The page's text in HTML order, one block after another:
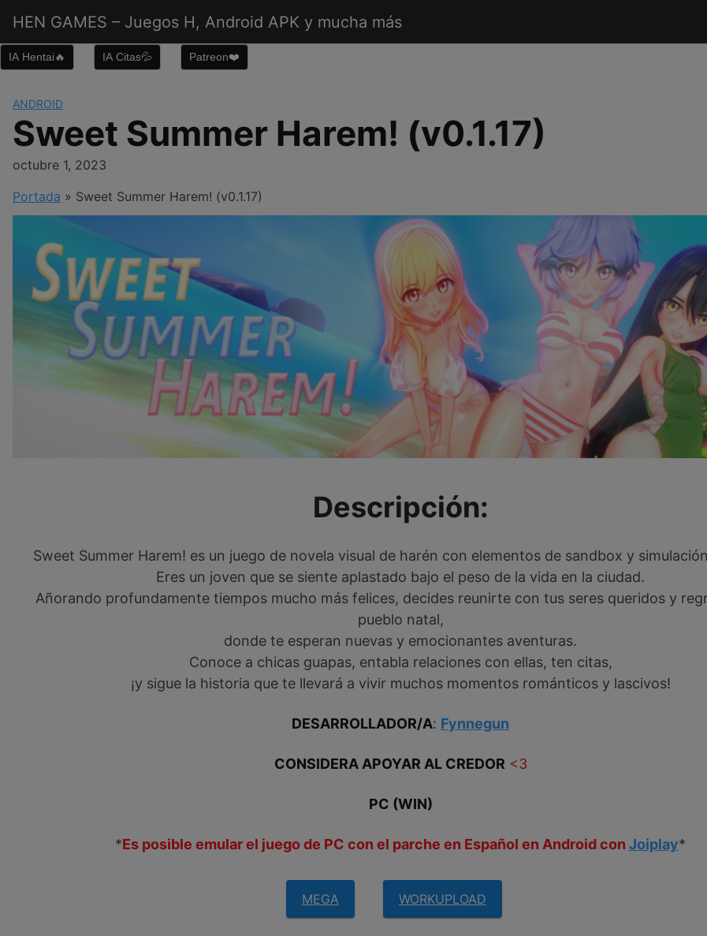
contenido
HEN GAMES – Juegos H, Android APK y mucha más
IA Hentai🔥 IA Citas💦 Patreon❤️
ANDROID
Sweet Summer Harem! (v0.1.17)
octubre 1, 2023
Portada » Sweet Summer Harem! (v0.1.17)
Descripción:
Sweet Summer Harem! es un juego de novela visual de harén con elementos de sandbox y
Eres un joven que se siente aplastado bajo el peso de la vida en la ciudad.
Añorando profundamente tiempos mucho más felices, decides reunirte con tus seres queridos y
pueblo natal,
donde te esperan nuevas y emocionantes aventuras.
Conoce a chicas guapas, entabla relaciones con ellas, ten citas,
¡y sigue la historia que te llevará a vivir muchos momentos románticos y lascivos!
DESARROLLADOR/A: Fynnegun
CONSIDERA APOYAR AL CREDOR <3
PC (WIN)
*Es posible emular el juego de PC con el parche en Español en Android con Joiplay*
MEGA WORKUPLOAD